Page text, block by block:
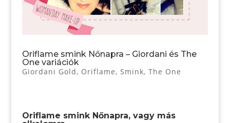
Oriflame smink Nőnapra – Giordani és The
One variációk
Giordani Gold, Oriflame, Smink, The One
Oriflame smink Nőnapra, vagy más